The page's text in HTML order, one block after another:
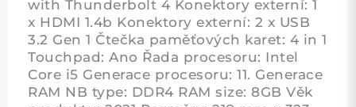
with Thunderbolt 4 Konektory externí: 1
x HDMI 1.4b Konektory externí: 2 x USB
3.2 Gen 1 Čtečka paměťových karet: 4 in 1
Touchpad: Ano Řada procesoru: Intel
Core i5 Generace procesoru: 11. Generace
RAM NB type: DDR4 RAM size: 8GB Věk